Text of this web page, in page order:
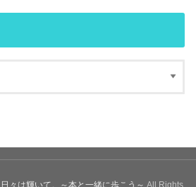
々は輝いて。～本と一緒に歩こう～ .All Rights